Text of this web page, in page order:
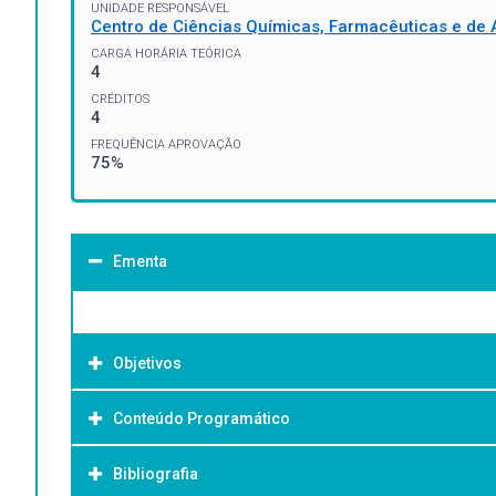
UNIDADE RESPONSÁVEL
Centro de Ciências Químicas, Farmacêuticas e de
CARGA HORÁRIA TEÓRICA
4
CRÉDITOS
4
FREQUÊNCIA APROVAÇÃO
75%
Ementa
Objetivos
Objetivo Geral:
Conteúdo Programático
Bibliografia